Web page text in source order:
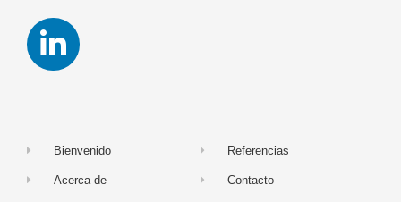
Bienvenido
Acerca de
Referencias
Contacto